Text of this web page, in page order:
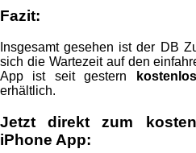
Fazit:
Insgesamt gesehen ist der DB
sich die Wartezeit auf den
App ist seit gestern
erhältlich.
Jetzt direkt zum
iPhone App: